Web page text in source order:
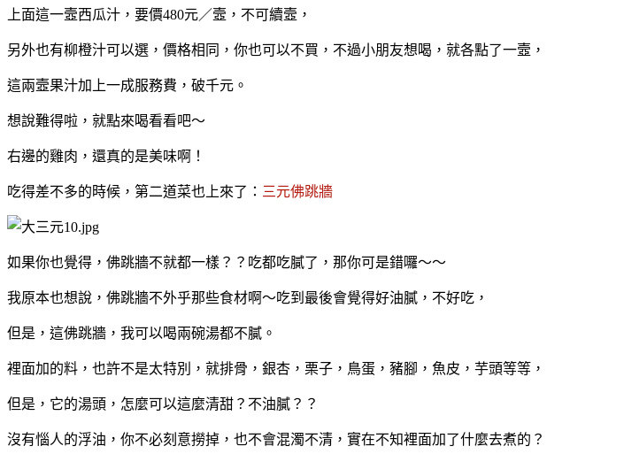
上面這一壼西瓜汁，要價480元／壼，不可續壼，
另外也有柳橙汁可以選，價格相同，你也可以不買，不過小朋友想喝，就各點了一壼，
這兩壼果汁加上一成服務費，破千元。
想說難得啦，就點來喝看看吧～
右邊的雞肉，還真的是美味啊！
吃得差不多的時候，第二道菜也上來了： 三元佛跳牆
如果你也覺得，佛跳牆不就都一樣？？吃都吃膩了，那你可是錯囉～～
我原本也想說，佛跳牆不外乎那些食材啊～吃到最後會覺得好油膩，不好吃，
但是，這佛跳牆，我可以喝兩碗湯都不膩。
裡面加的料，也許不是太特別，就排骨，銀杏，栗子，鳥蛋，豬腳，魚皮，芋頭等等，
但是，它的湯頭，怎麼可以這麼清甜？不油膩？？
沒有惱人的浮油，你不必刻意撈掉，也不會混濁不清，實在不知裡面加了什麼去煮的？